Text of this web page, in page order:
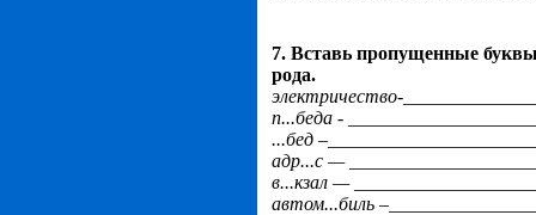
7. Вставь пропущенные
рода.
электричество-
п...беда -
...бед
адр...с —
в...кзал —
автом...биль